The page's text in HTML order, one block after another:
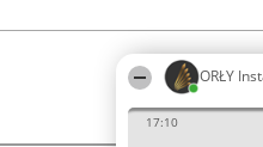
ORŁY
17:10